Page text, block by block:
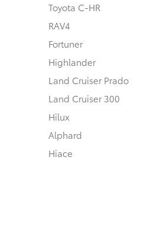
Toyota C-HR
RAV4
Fortuner
Highlander
Land Cruiser Prado
Land Cruiser 300
Hilux
Alphard
Hiace